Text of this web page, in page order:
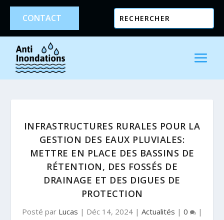
CONTACT
INFRASTRUCTURES RURALES POUR LA
GESTION DES EAUX PLUVIALES:
METTRE EN PLACE DES BASSINS DE
RÉTENTION, DES FOSSÉS DE
DRAINAGE ET DES DIGUES DE
PROTECTION
Posté par Lucas | Déc 14, 2024| Actualités | 0 |